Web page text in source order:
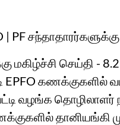
| PF
மகிழ்ச்சி செய்தி -
EPFO கணக்குகளில்
வழங்க
தானியங்கி